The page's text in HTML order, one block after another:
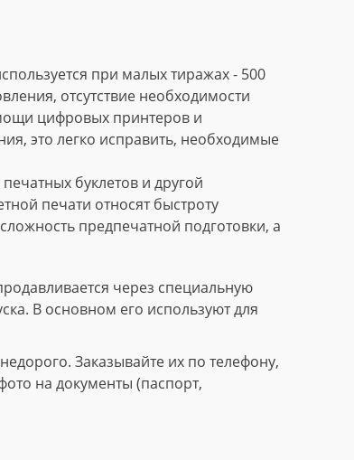
при малых тиражах - 500
отсутствие необходимости
цифровых принтеров и
это легко исправить, необходимые
буклетов и другой
печати относят быстроту
предпечатной подготовки, а
через специальную
В основном его используют для
Заказывайте их по телефону,
на документы (паспорт,